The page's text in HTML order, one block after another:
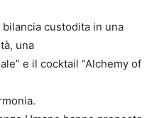
custodita in una
una
e il cocktail “Alchemy of